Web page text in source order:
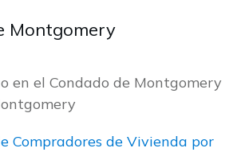
Montgomery
Compradores de Vivienda por